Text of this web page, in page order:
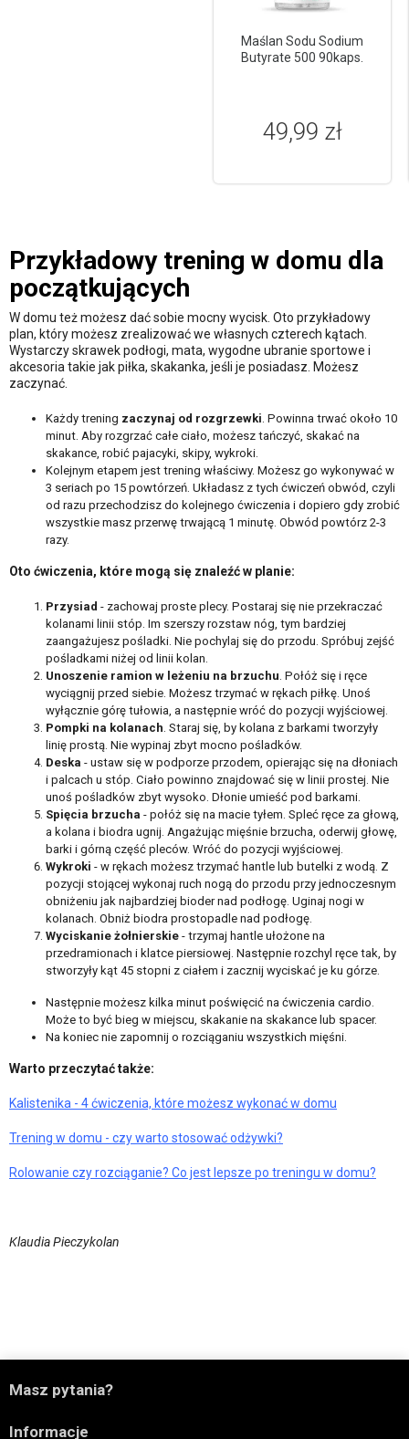
Maślan Sodu Sodium
Butyrate 500 90kaps.
49,99 zł
Przykładowy trening w domu dla
początkujących
W domu też możesz dać sobie mocny wycisk. Oto przykładowy
plan, który możesz zrealizować we własnych czterech kątach.
Wystarczy skrawek podłogi, mata, wygodne ubranie sportowe i
akcesoria takie jak piłka, skakanka, jeśli je posiadasz. Możesz
zaczynać.
Każdy trening zaczynaj od rozgrzewki . Powinna trwać około 10
minut. Aby rozgrzać całe ciało, możesz tańczyć, skakać na
skakance, robić pajacyki, skipy, wykroki.
Kolejnym etapem jest trening właściwy. Możesz go wykonywać w
3 seriach po 15 powtórzeń. Układasz z tych ćwiczeń obwód, czyli
od razu przechodzisz do kolejnego ćwiczenia i dopiero gdy zrobić
wszystkie masz przerwę trwającą 1 minutę. Obwód powtórz 2-3
razy.
Oto ćwiczenia, które mogą się znaleźć w planie:
Przysiad - zachowaj proste plecy. Postaraj się nie przekraczać
kolanami linii stóp. Im szerszy rozstaw nóg, tym bardziej
zaangażujesz pośladki. Nie pochylaj się do przodu. Spróbuj zejść
pośladkami niżej od linii kolan.
Unoszenie ramion w leżeniu na brzuchu . Połóż się i ręce
wyciągnij przed siebie. Możesz trzymać w rękach piłkę. Unoś
wyłącznie górę tułowia, a następnie wróć do pozycji wyjściowej.
Pompki na kolanach . Staraj się, by kolana z barkami tworzyły
linię prostą. Nie wypinaj zbyt mocno pośladków.
Deska - ustaw się w podporze przodem, opierając się na dłoniach
i palcach u stóp. Ciało powinno znajdować się w linii prostej. Nie
unoś pośladków zbyt wysoko. Dłonie umieść pod barkami.
Spięcia brzucha - połóż się na macie tyłem. Spleć ręce za głową,
a kolana i biodra ugnij. Angażując mięśnie brzucha, oderwij głowę,
barki i górną część pleców. Wróć do pozycji wyjściowej.
Wykroki - w rękach możesz trzymać hantle lub butelki z wodą. Z
pozycji stojącej wykonaj ruch nogą do przodu przy jednoczesnym
obniżeniu jak najbardziej bioder nad podłogę. Uginaj nogi w
kolanach. Obniż biodra prostopadle nad podłogę.
Wyciskanie żołnierskie - trzymaj hantle ułożone na
przedramionach i klatce piersiowej. Następnie rozchyl ręce tak, by
stworzyły kąt 45 stopni z ciałem i zacznij wyciskać je ku górze.
Następnie możesz kilka minut poświęcić na ćwiczenia cardio.
Może to być bieg w miejscu, skakanie na skakance lub spacer.
Na koniec nie zapomnij o rozciąganiu wszystkich mięśni.
Warto przeczytać także:
Kalistenika - 4 ćwiczenia, które możesz wykonać w domu
Trening w domu - czy warto stosować odżywki?
Rolowanie czy rozciąganie? Co jest lepsze po treningu w domu?
Klaudia Pieczykolan
Masz pytania?
Informacje